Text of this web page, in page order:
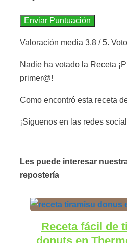
Enviar Puntuación
Valoración media 3.8 / 5.
Nadie ha votado la Receta
primer@!
Como encontró esta receta
¡Síguenos en las redes
Les puede interesar
repostería
Receta fácil de